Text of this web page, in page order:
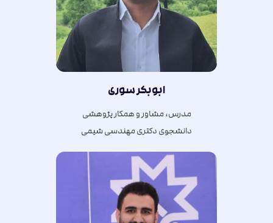
ابوبکر سوری
مدرس، مشاور و همکار پژوهشی
دانشجوی دکتری مهندسی شیمی